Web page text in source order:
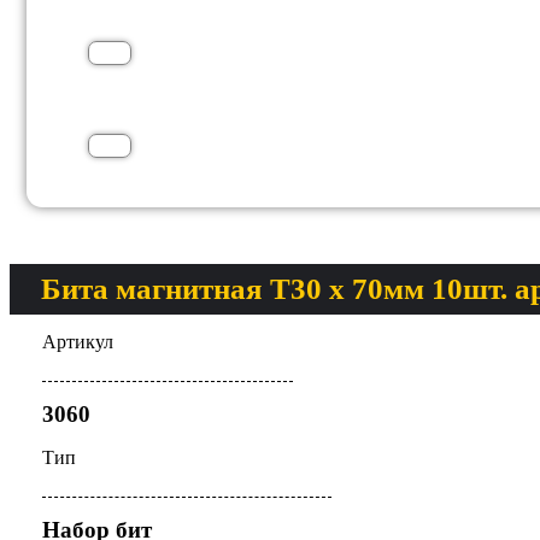
Бита магнитная T30 х 70мм 10шт.
Артикул
3060
Тип
Набор бит